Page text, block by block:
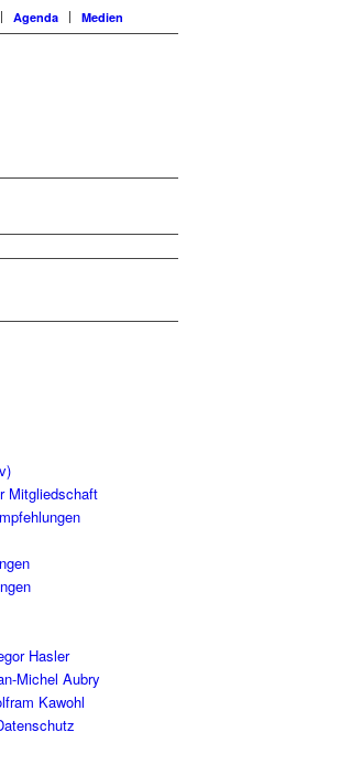
Agenda Medien
Mitgliedschaft
Hasler
Michel Aubry
Kawohl